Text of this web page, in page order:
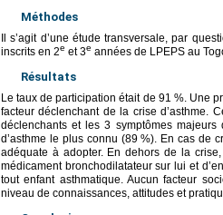
Méthodes
Il s’agit d’une étude transversale, par
inscrits en 2e et 3e années de LPEPS au
Résultats
Le taux de participation était de 91 %. Une
facteur déclenchant de la crise d’asthme.
déclenchants et les 3 symptômes
d’asthme le plus connu (89 %). En cas de
adéquate à adopter. En dehors de la
médicament bronchodilatateur sur lui et
tout enfant asthmatique. Aucun facteur
niveau de connaissances, attitudes et